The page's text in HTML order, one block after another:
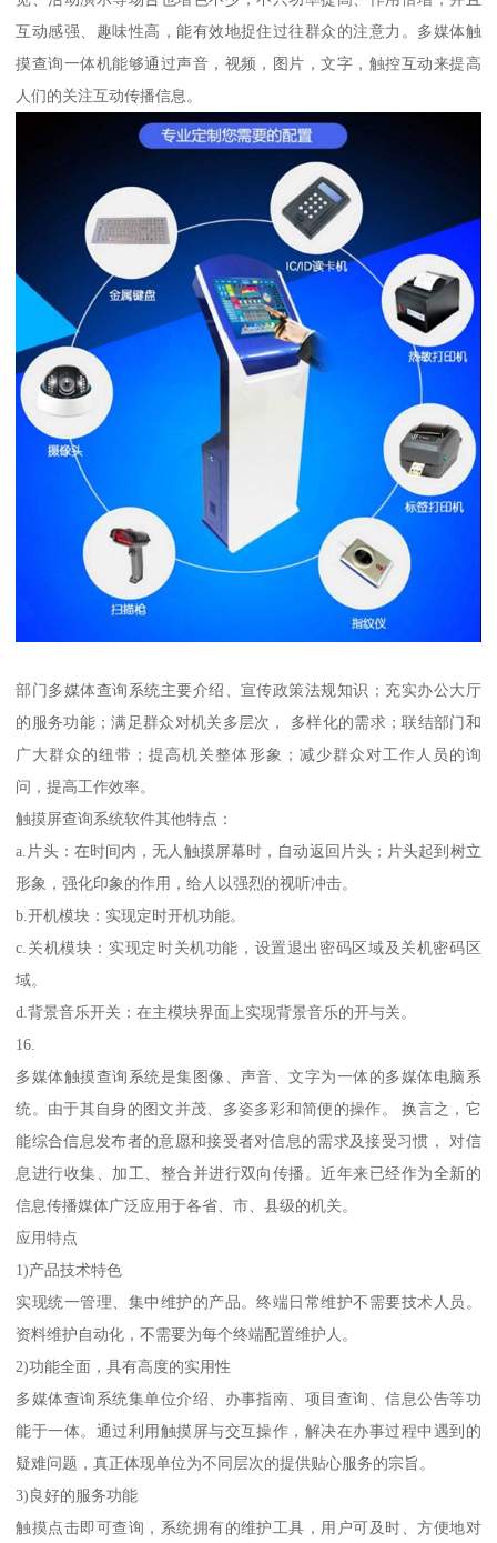
互动感强、趣味性高，能有效地捉住过往群众的注意力。多媒体触
摸查询一体机能够通过声音，视频，图片，文字，触控互动来提高
人们的关注互动传播信息。
部门多媒体查询系统主要介绍、宣传政策法规知识；充实办公大厅
的服务功能；满足群众对机关多层次， 多样化的需求；联结部门和
广大群众的纽带；提高机关整体形象；减少群众对工作人员的询
问，提高工作效率。
触摸屏查询系统软件其他特点：
a.片头：在时间内，无人触摸屏幕时，自动返回片头；片头起到树立
形象，强化印象的作用，给人以强烈的视听冲击。
b.开机模块：实现定时开机功能。
c.关机模块：实现定时关机功能，设置退出密码区域及关机密码区
域。
d.背景音乐开关：在主模块界面上实现背景音乐的开与关。
16.
多媒体触摸查询系统是集图像、声音、文字为一体的多媒体电脑系
统。由于其自身的图文并茂、多姿多彩和简便的操作。 换言之，它
能综合信息发布者的意愿和接受者对信息的需求及接受习惯， 对信
息进行收集、加工、整合并进行双向传播。近年来已经作为全新的
信息传播媒体广泛应用于各省、市、县级的机关。
应用特点
1)产品技术特色
实现统一管理、集中维护的产品。终端日常维护不需要技术人员。
资料维护自动化，不需要为每个终端配置维护人。
2)功能全面，具有高度的实用性
多媒体查询系统集单位介绍、办事指南、项目查询、信息公告等功
能于一体。通过利用触摸屏与交互操作，解决在办事过程中遇到的
疑难问题，真正体现单位为不同层次的提供贴心服务的宗旨。
3)良好的服务功能
触摸点击即可查询，系统拥有的维护工具，用户可及时、方便地对